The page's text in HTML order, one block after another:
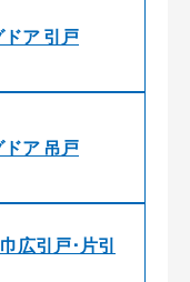
ア 引戸
ア 吊戸
広引戸･片引